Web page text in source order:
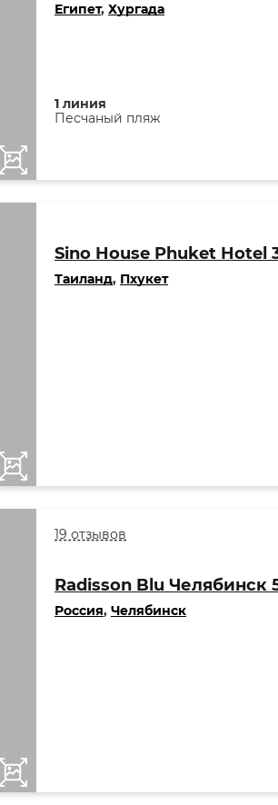
Египет, Хургада
1 линия
Песчаный пляж
Sino House Phuket Hotel
Таиланд, Пхукет
19 отзывов
Radisson Blu Челябинск
Россия, Челябинск